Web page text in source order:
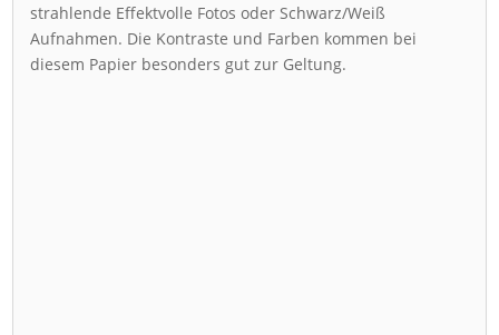
strahlende Effektvolle Fotos oder Schwarz/Weiß
Aufnahmen. Die Kontraste und Farben kommen bei
diesem Papier besonders gut zur Geltung.